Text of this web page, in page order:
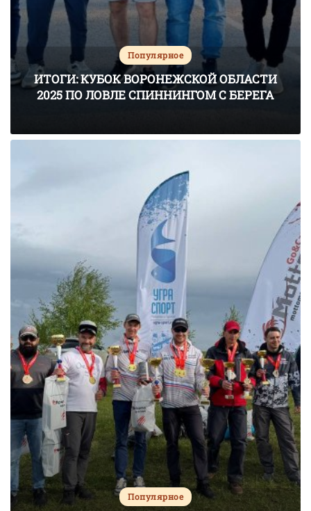
Популярное
ИТОГИ: КУБОК ВОРОНЕЖСКОЙ ОБЛАСТИ
2025 ПО ЛОВЛЕ СПИННИНГОМ С БЕРЕГА
Популярное